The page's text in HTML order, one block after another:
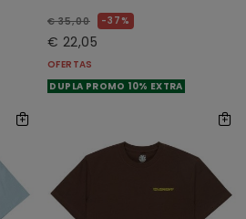
€ 35,00 37%
€ 22,05
OFERTAS
DUPLA PROMO 10% EXTRA